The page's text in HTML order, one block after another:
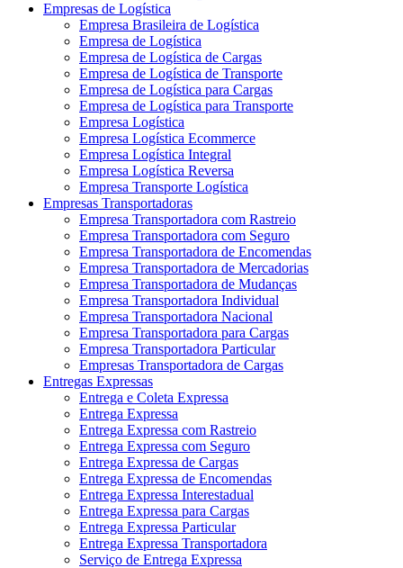
Empresas de Logística
Empresa Brasileira de Logística
Empresa de Logística
Empresa de Logística de Cargas
Empresa de Logística de Transporte
Empresa de Logística para Cargas
Empresa de Logística para Transporte
Empresa Logística
Empresa Logística Ecommerce
Empresa Logística Integral
Empresa Logística Reversa
Empresa Transporte Logística
Empresas Transportadoras
Empresa Transportadora com Rastreio
Empresa Transportadora com Seguro
Empresa Transportadora de Encomendas
Empresa Transportadora de Mercadorias
Empresa Transportadora de Mudanças
Empresa Transportadora Individual
Empresa Transportadora Nacional
Empresa Transportadora para Cargas
Empresa Transportadora Particular
Empresas Transportadora de Cargas
Entregas Expressas
Entrega e Coleta Expressa
Entrega Expressa
Entrega Expressa com Rastreio
Entrega Expressa com Seguro
Entrega Expressa de Cargas
Entrega Expressa de Encomendas
Entrega Expressa Interestadual
Entrega Expressa para Cargas
Entrega Expressa Particular
Entrega Expressa Transportadora
Serviço de Entrega Expressa